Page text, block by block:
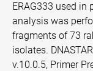
ERAG333 used in
analysis was
fragments of 73
isolates.
v.10.0.5, Primer